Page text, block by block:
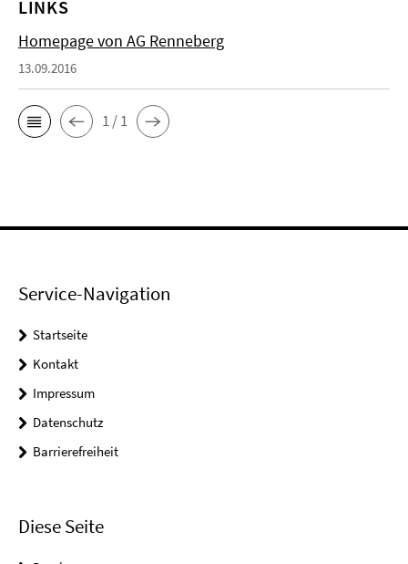
LINKS
Homepage von AG Renneberg
13.09.2016
1 / 1
Service-Navigation
Startseite
Kontakt
Impressum
Datenschutz
Barrierefreiheit
Diese Seite